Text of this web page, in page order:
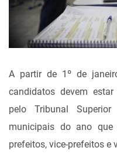
A partir de 1º de
candidatos devem
pelo Tribunal
municipais do ano que
prefeitos, vice-prefeitos e